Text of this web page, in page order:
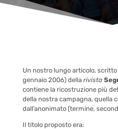
Un nostro lungo articolo,
gennaio 2006) dellarivista
contiene la ricostruzione più
della nostra campagna, quella
dall’anonimato (termine,
Il titolo proposto era: